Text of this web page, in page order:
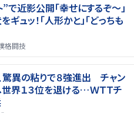
で近影公開「幸せにするぞ〜」
ギュッ！「人形かと」「どっちも
格闘技
驚異の粘りで８強進出 チャン
界１３位を退ける…ＷＴＴチ